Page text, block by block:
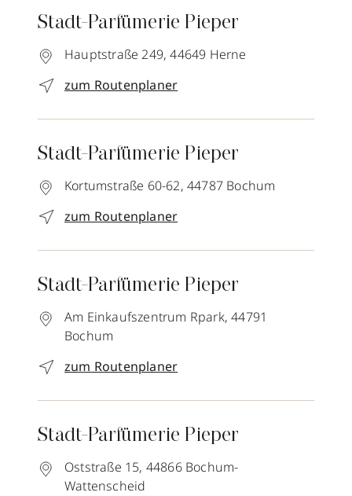
Stadt-Parfümerie Pieper
Hauptstraße 249, 44649 Herne
zum Routenplaner
Stadt-Parfümerie Pieper
Kortumstraße 60-62, 44787 Bochum
zum Routenplaner
Stadt-Parfümerie Pieper
Am Einkaufszentrum Rpark, 44791
Bochum
zum Routenplaner
Stadt-Parfümerie Pieper
Oststraße 15, 44866 Bochum-
Wattenscheid